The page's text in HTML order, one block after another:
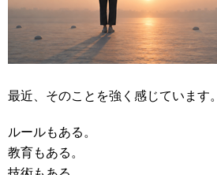
最近、そのことを強く感じています。
ルールもある。
教育もある。